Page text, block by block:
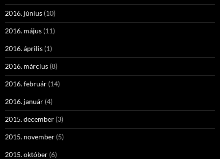
2016. június (10)
2016. május (11)
2016. április (1)
2016. március (8)
2016. február (14)
2016. január (4)
2015. december (3)
2015. november (5)
2015. október (6)